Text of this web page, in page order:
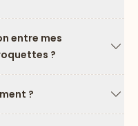
entre mes
?
?